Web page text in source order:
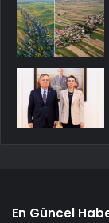
En Güncel